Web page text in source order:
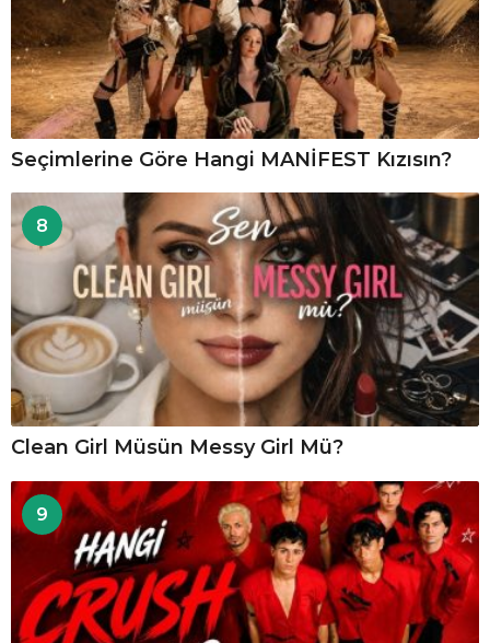
Seçimlerine Göre Hangi MANİFEST Kızısın?
8
Clean Girl Müsün Messy Girl Mü?
9